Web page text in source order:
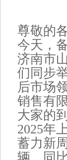
尊敬的
今天，
济南市
们同步
后市场
销售有
大家的
2025年
蓄力新